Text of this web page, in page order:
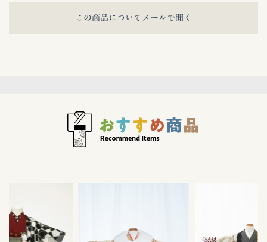
この商品についてメールで聞く